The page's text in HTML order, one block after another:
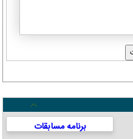
برنامه مسابقات